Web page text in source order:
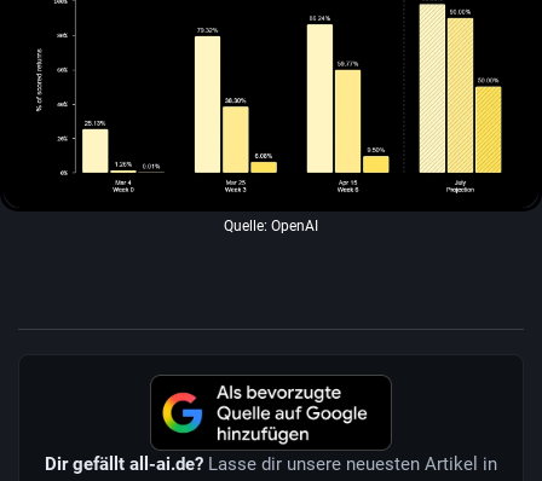
Quelle: OpenAI
Dir gefällt all-ai.de? Lasse dir unsere neuesten Artikel in